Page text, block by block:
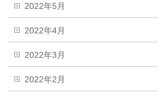
2022年5月
2022年4月
2022年3月
2022年2月